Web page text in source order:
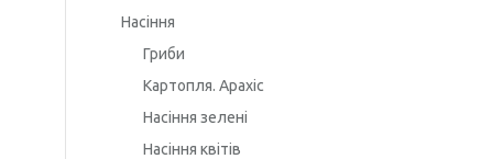
Насіння
Гриби
Картопля. Арахіс
Насіння зелені
Насіння квітів